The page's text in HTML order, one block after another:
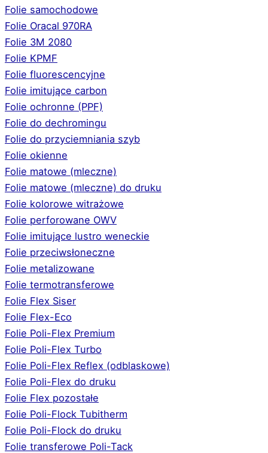
Folie samochodowe
Folie Oracal 970RA
Folie 3M 2080
Folie KPMF
Folie fluorescencyjne
Folie imitujące carbon
Folie ochronne (PPF)
Folie do dechromingu
Folie do przyciemniania szyb
Folie okienne
Folie matowe (mleczne)
Folie matowe (mleczne) do druku
Folie kolorowe witrażowe
Folie perforowane OWV
Folie imitujące lustro weneckie
Folie przeciwsłoneczne
Folie metalizowane
Folie termotransferowe
Folie Flex Siser
Folie Flex-Eco
Folie Poli-Flex Premium
Folie Poli-Flex Turbo
Folie Poli-Flex Reflex (odblaskowe)
Folie Poli-Flex do druku
Folie Flex pozostałe
Folie Poli-Flock Tubitherm
Folie Poli-Flock do druku
Folie transferowe Poli-Tack